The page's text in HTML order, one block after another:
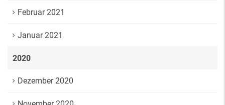
Februar 2021
Januar 2021
2020
Dezember 2020